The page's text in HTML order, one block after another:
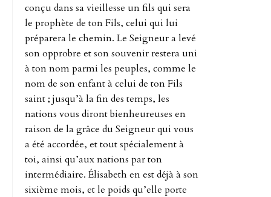
conçu dans sa vieillesse un fils qui sera
le prophète de ton Fils, celui qui lui
préparera le chemin. Le Seigneur a levé
son opprobre et son souvenir restera uni
à ton nom parmi les peuples, comme le
nom de son enfant à celui de ton Fils
saint ; jusqu’à la fin des temps, les
nations vous diront bienheureuses en
raison de la grâce du Seigneur qui vous
a été accordée, et tout spécialement à
toi, ainsi qu’aux nations par ton
intermédiaire. Élisabeth en est déjà à son
sixième mois, et le poids qu’elle porte